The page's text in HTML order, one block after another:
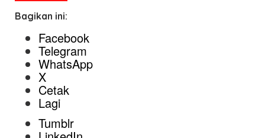
Bagikan ini:
Facebook
Telegram
WhatsApp
X
Cetak
Lagi
Tumblr